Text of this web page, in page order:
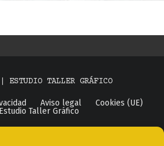
ESTUDIO TALLER GRÁFICO
Aviso legal
Cookies (UE)
Taller Gráfico